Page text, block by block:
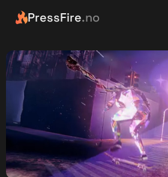
PressFire.no